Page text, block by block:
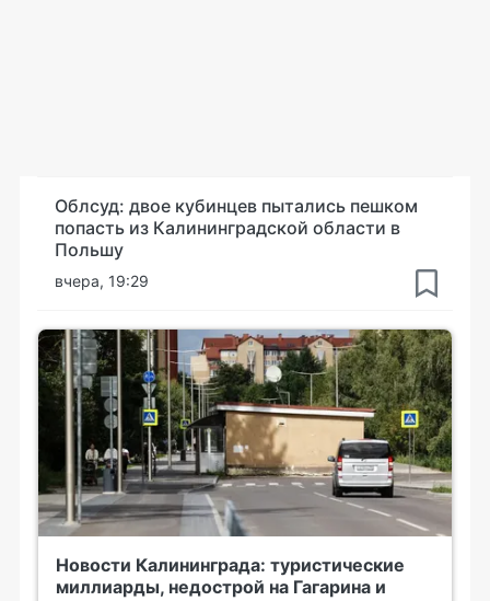
Облсуд: двое кубинцев пытались пешком
попасть из Калининградской области в
Польшу
вчера, 19:29
Новости Калининграда: туристические
миллиарды, недострой на Гагарина и